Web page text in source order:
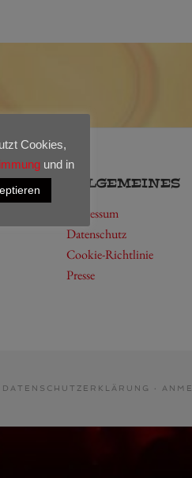
ALLGEMEINES
Impressum
Datenschutz
Cookie-Richtlinie
Presse
DATENSCHUTZERKLÄRUNG ·
Cookies,
und in